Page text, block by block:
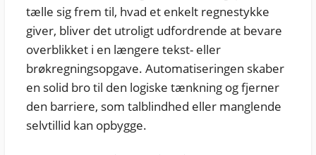
tælle sig frem til, hvad et enkelt regnestykke
giver, bliver det utroligt udfordrende at bevare
overblikket i en længere tekst- eller
brøkregningsopgave. Automatiseringen skaber
en solid bro til den logiske tænkning og fjerner
den barriere, som talblindhed eller manglende
selvtillid kan opbygge.